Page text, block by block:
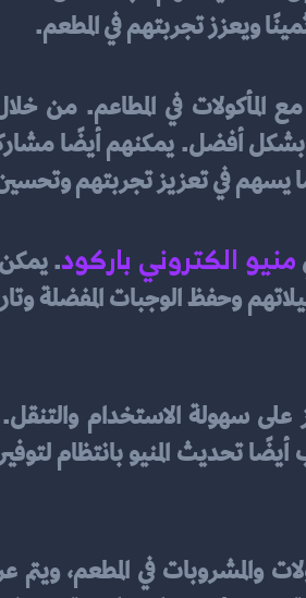
ويعزز تجربتهم في المطعم.
يسهم في تعزيز تجربتهم
منيو الكتروني باركود